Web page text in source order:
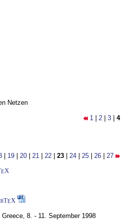
Netzen
1 2 3 4
19 20 21 22 23 24 25 26 27
EX
EX
Greece, 8. - 11. September 1998